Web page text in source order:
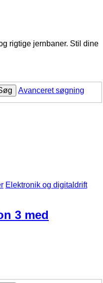
rigtige jernbaner. Stil dine
Avanceret søgning
Elektronik og digitaldrift
3 med